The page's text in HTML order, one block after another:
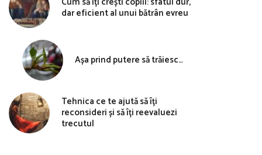
dar eficient al unui bătrân evreu
Așa prind putere să trăiesc…
Tehnica ce te ajută să îți
reconsideri și să îți reevaluezi
trecutul